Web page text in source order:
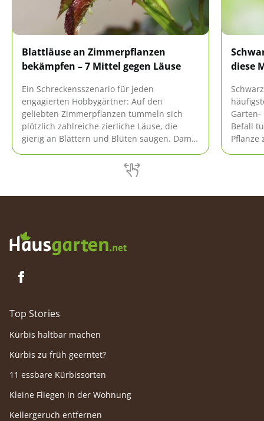
Blattläuse an Zimmerpflanzen
bekämpfen – 7 Mittel gegen Läuse
Ein Schreckensszenario für jeden
engagierten Hobbygärtner: Auf den
geliebten Zimmerpflanzen tummeln sich
plötzlich zahlreiche zierliche Läuse, die
gierig an Blättern und Blüten saugen. Damit
die idyllische Pflanzenpracht auf den
Fensterbänken zunichte macht, ist jetzt
diese
Befall
Pflanze
Top Stories
Kürbis haltbar machen
Kürbis zu früh geerntet?
11 essbare Kürbissorten
Kleine Fliegen in der Wohnung
Kellergeruch entfernen